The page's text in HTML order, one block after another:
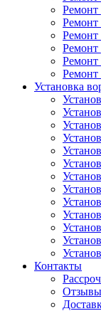
Ремонт
Ремонт
Ремонт
Ремонт
Ремонт
Ремонт
Установка
Контакты
Отзывы